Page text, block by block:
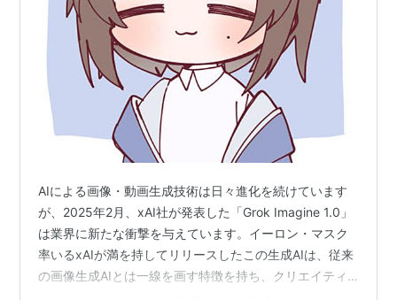
AIによる画像・動画生成技術は日々進化を続けています
が、2025年2月、xAI社が発表した「Grok Imagine 1.0」
は業界に新たな衝撃を与えています。イーロン・マスク
率いるxAIが満を持してリリースしたこの生成AIは、従来
の画像生成AIとは一線を画す特徴を持ち、クリエイティ